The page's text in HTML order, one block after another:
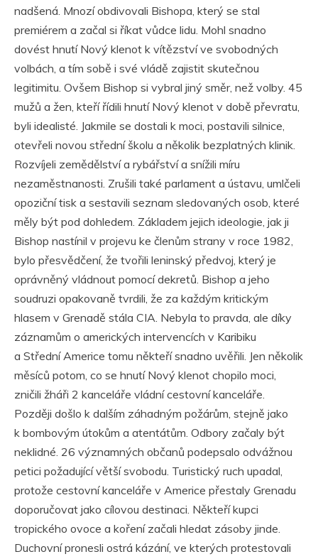
nadšená. Mnozí obdivovali Bishopa, který se stal
premiérem a začal si říkat vůdce lidu. Mohl snadno
dovést hnutí Nový klenot k vítězství ve svobodných
volbách, a tím sobě i své vládě zajistit skutečnou
legitimitu. Ovšem Bishop si vybral jiný směr, než volby. 45
mužů a žen, kteří řídili hnutí Nový klenot v době převratu,
byli idealisté. Jakmile se dostali k moci, postavili silnice,
otevřeli novou střední školu a několik bezplatných klinik.
Rozvíjeli zemědělství a rybářství a snížili míru
nezaměstnanosti. Zrušili také parlament a ústavu, umlčeli
opoziční tisk a sestavili seznam sledovaných osob, které
měly být pod dohledem. Základem jejich ideologie, jak ji
Bishop nastínil v projevu ke členům strany v roce 1982,
bylo přesvědčení, že tvořili leninský předvoj, který je
oprávněný vládnout pomocí dekretů. Bishop a jeho
soudruzi opakovaně tvrdili, že za každým kritickým
hlasem v Grenadě stála CIA. Nebyla to pravda, ale díky
záznamům o amerických intervencích v Karibiku
a Střední Americe tomu někteří snadno uvěřili. Jen několik
měsíců potom, co se hnutí Nový klenot chopilo moci,
zničili žháři 2 kanceláře vládní cestovní kanceláře.
Později došlo k dalším záhadným požárům, stejně jako
k bombovým útokům a atentátům. Odbory začaly být
neklidné. 26 významných občanů podepsalo odvážnou
petici požadující větší svobodu. Turistický ruch upadal,
protože cestovní kanceláře v Americe přestaly Grenadu
doporučovat jako cílovou destinaci. Někteří kupci
tropického ovoce a koření začali hledat zásoby jinde.
Duchovní pronesli ostrá kázání, ve kterých protestovali